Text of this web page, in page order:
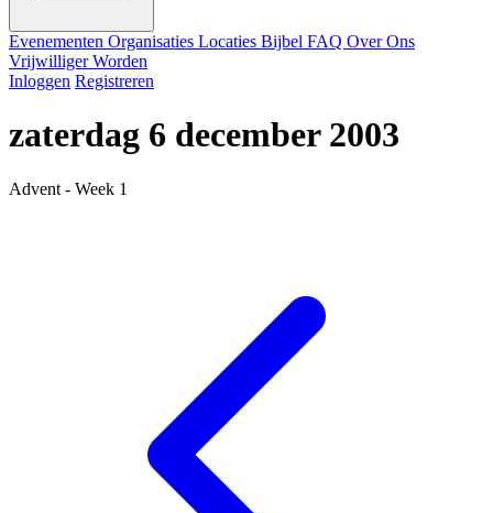
Evenementen Organisaties Locaties Bijbel FAQ Over Ons
Vrijwilliger Worden
Inloggen Registreren
zaterdag 6 december 2003
Advent - Week 1